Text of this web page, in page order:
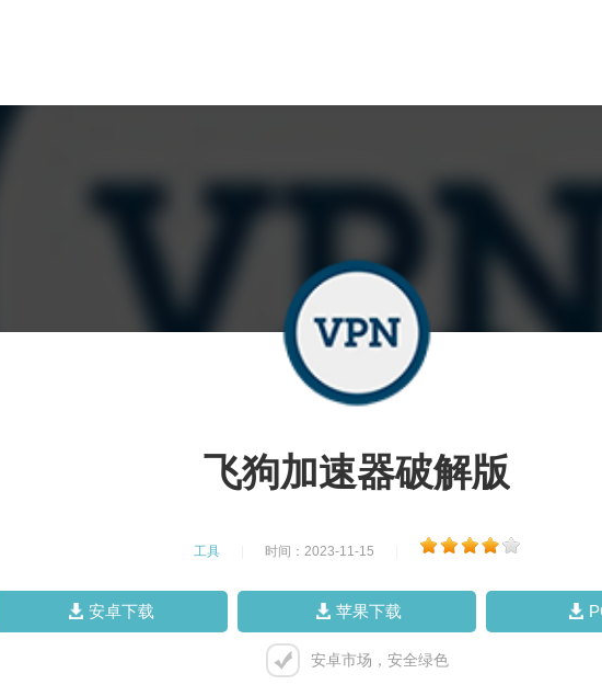
飞狗加速器破解版
工具 时间：2023-11-15
安卓下载 苹果下载
安卓市场，安全绿色